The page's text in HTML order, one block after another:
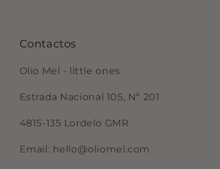
Contactos
Olio Mel - little ones
Estrada Nacional 105, Nº 201
4815-135 Lordelo GMR
Email: hello@oliomel.com